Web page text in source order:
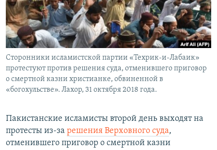
Сторонники исламистской партии «Техрик-и-Лабаик»
протестуют против решения суда, отменившего приговор
о смертной казни христианке, обвиненной в
«богохульстве». Лахор, 31 октября 2018 года.
Пакистанские исламисты второй день выходят на
протесты из-за решения Верховного суда,
отменившего приговор о смертной казни